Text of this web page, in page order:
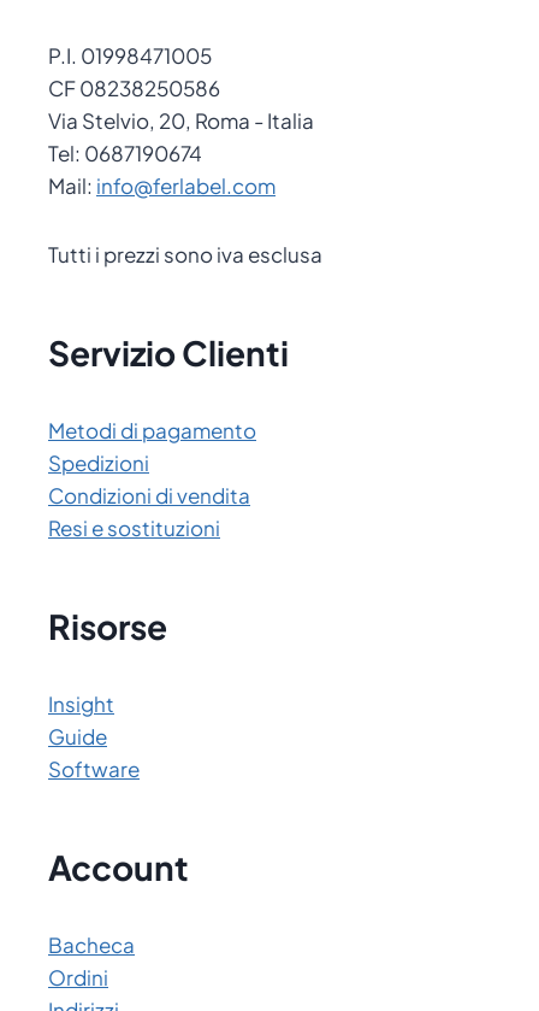
P.I. 01998471005
CF 08238250586
Via Stelvio, 20, Roma - Italia
Tel: 0687190674
Mail: info@ferlabel.com
Tutti i prezzi sono iva esclusa
Servizio Clienti
Metodi di pagamento
Spedizioni
Condizioni di vendita
Resi e sostituzioni
Risorse
Insight
Guide
Software
Account
Bacheca
Ordini